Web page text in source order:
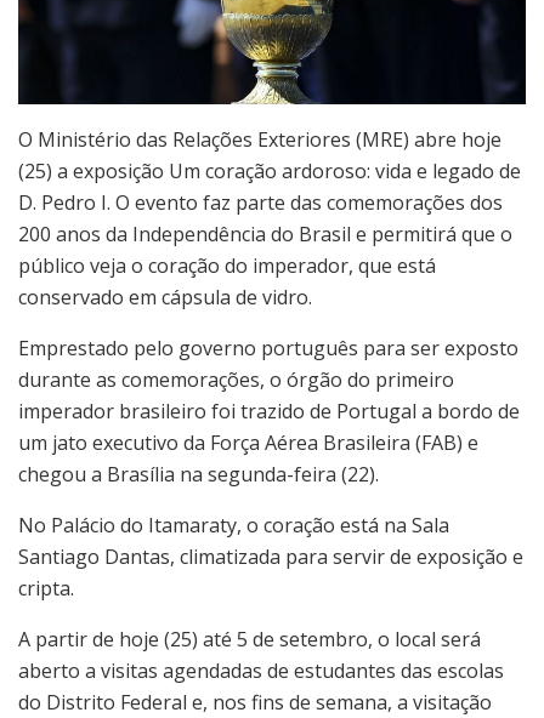
O Ministério das Relações Exteriores (MRE) abre hoje
(25) a exposição Um coração ardoroso: vida e legado de
D. Pedro I. O evento faz parte das comemorações dos
200 anos da Independência do Brasil e permitirá que o
público veja o coração do imperador, que está
conservado em cápsula de vidro.
Emprestado pelo governo português para ser exposto
durante as comemorações, o órgão do primeiro
imperador brasileiro foi trazido de Portugal a bordo de
um jato executivo da Força Aérea Brasileira (FAB) e
chegou a Brasília na segunda-feira (22).
No Palácio do Itamaraty, o coração está na Sala
Santiago Dantas, climatizada para servir de exposição e
cripta.
A partir de hoje (25) até 5 de setembro, o local será
aberto a visitas agendadas de estudantes das escolas
do Distrito Federal e, nos fins de semana, a visitação